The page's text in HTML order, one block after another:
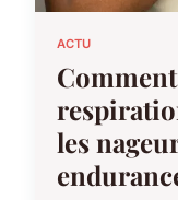
ACTU
les